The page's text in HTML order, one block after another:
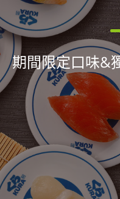
期間限定口味&